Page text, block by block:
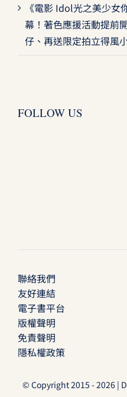
《電影 Idol光之美少
幕！著色應援活動提前
仔、再送限定拍立得風
FOLLOW US
聯絡我們
友好連結
電子書平台
版權聲明
免責聲明
隱私權政策
© Copyright 2015 - 2026 |